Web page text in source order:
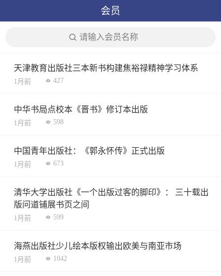
会员
请输入会员名称
天津教育出版社三本新书构建焦裕禄精神学习体系
1月前 427
中华书局点校本《晋书》修订本出版
1月前 598
中国青年出版社：《郭永怀传》正式出版
1月前 673
清华大学出版社《一个出版过客的脚印》： 三十载出
版问道铺展书页之间
1月前 599
海燕出版社少儿绘本版权输出欧美与南亚市场
1月前 1042